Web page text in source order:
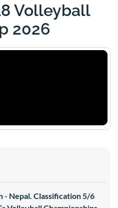
Volleyball
2026
- Nepal. Classification 5/6